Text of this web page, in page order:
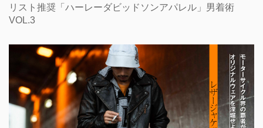
g
o
リスト推奨「ハーレーダビッドソンアパレル」男着術
VOL.3